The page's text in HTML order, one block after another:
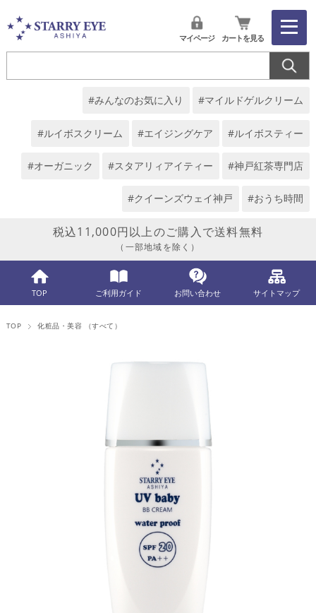
#みんなのお気に入り #マイルドゲルクリーム
#ルイボスクリーム #エイジングケア #ルイボスティー
#オーガニック #スタアリィアイティー #神戸紅茶専門店
#クイーンズウェイ神戸 #おうち時間
マイページ カートを見る
税込11,000円以上のご購入で送料無料
（一部地域を除く）
TOP ご利用ガイド お問い合わせ サイトマップ
TOP 化粧品・美容 （すべて）